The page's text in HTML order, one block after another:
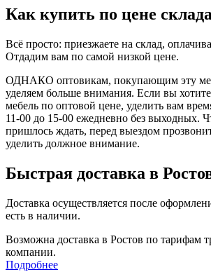
Как купить по цене
Всё просто: приезжаете на склад,
Отдадим вам по самой низкой цене.
ОДНАКО оптовикам, покупающим эту
уделяем больше внимания. Если вы
мебель по оптовой цене, уделить вам
11-00 до 15-00 ежедневно без выходных.
пришлось ждать, перед выездом
уделить должное внимание.
Быстрая доставка в
Доставка осуществляется после
есть в наличии.
Возможна доставка в Ростов по тарифам
компании.
Подробнее